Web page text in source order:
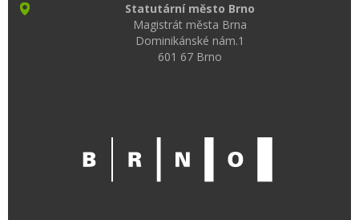
Statutární město Brno
Magistrát města Brna
Dominikánské nám.1
601 67 Brno